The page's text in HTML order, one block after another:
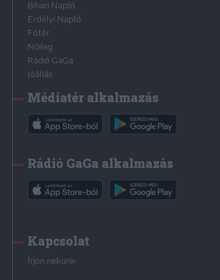
Bihari Napló
Erdélyi Napló
Főtér
Nőileg
Rádió GaGa
Jóállás
Médiatér alkalmazás
Rádió GaGa alkalmazás
Kapcsolat
Írjon nekünk